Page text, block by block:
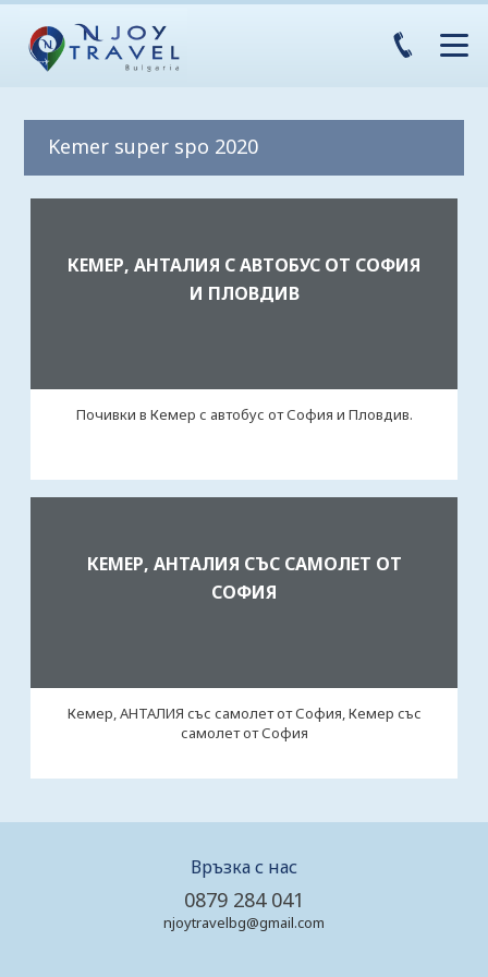
Kemer super spo 2020
КЕМЕР, АНТАЛИЯ С АВТОБУС ОТ СОФИЯ
И ПЛОВДИВ
Почивки в Кемер с автобус от София и Пловдив.
КЕМЕР, АНТАЛИЯ СЪС САМОЛЕТ ОТ
СОФИЯ
Кемер, АНТАЛИЯ със самолет от София, Кемер със
самолет от София
Връзка с нас
0879 284 041
njoytravelbg@gmail.com